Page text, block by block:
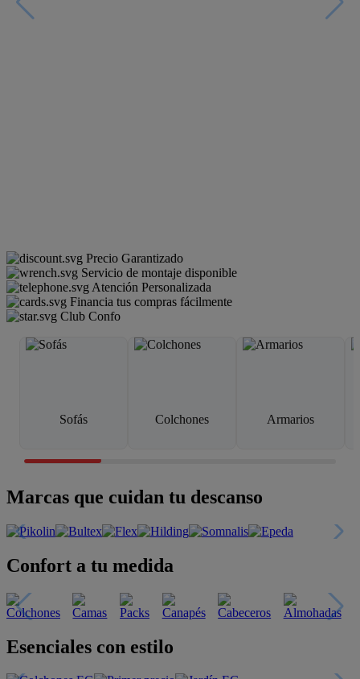
Precio Garantizado
Servicio de montaje disponible
Atención Personalizada
Financia tus compras fácilmente
Club Confo
Sofás Colchones Armarios
Marcas que cuidan tu descanso
Confort a tu medida
Esenciales con estilo